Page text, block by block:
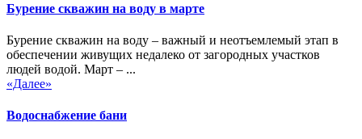
Бурение скважин на воду в марте
Бурение скважин на воду – важный и неотъемлемый этап в
обеспечении живущих недалеко от загородных участков
людей водой. Март – ...
«Далее»
Водоснабжение бани